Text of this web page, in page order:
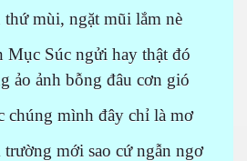
mùi, ngặt mũi lắm nè
Mục Súc ngửi hay thật đó
ảo ảnh bỗng đâu cơn gió
chúng mình đây chỉ là mơ
trường mới sao cứ ngẫn ngơ